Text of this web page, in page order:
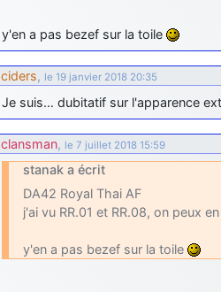
y'en a pas bezef sur la toile
ciders, le 19 janvier 2018 20:35
Je suis… dubitatif sur l'apparence
clansman, le 7 juillet 2018 15:59
stanak a écrit
DA42 Royal Thai AF
j'ai vu RR.01 et RR.08, on peux
y'en a pas bezef sur la toile